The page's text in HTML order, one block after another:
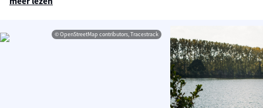
© OpenStreetMap contributors, Tracestrack